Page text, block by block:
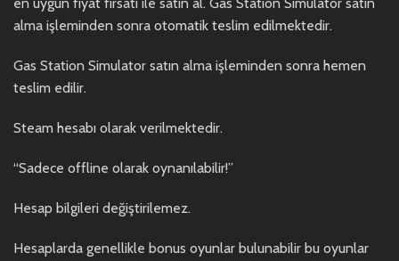
alma işleminden sonra otomatik teslim edilmektedir.
Gas Station Simulator satın alma işleminden sonra hemen
teslim edilir.
Steam hesabı olarak verilmektedir.
“Sadece offline olarak oynanılabilir!”
Hesap bilgileri değiştirilemez.
Hesaplarda genellikle bonus oyunlar bulunabilir bu oyunlar